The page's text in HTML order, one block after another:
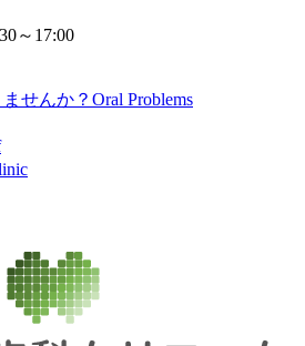
～17:00
せんか？ Oral Problems